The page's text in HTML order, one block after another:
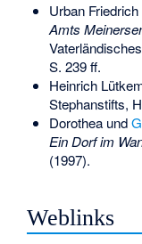
Urban
Amts
S. 239 ff.
Heinrich
Stephanstifts,
Dorothea und
Ein Dorf im
(1997).
Weblinks